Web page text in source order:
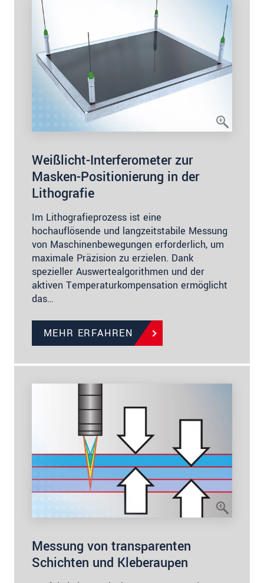
Weißlicht-Interferometer zur
Masken-Positionierung in der
Lithografie
Im Lithografieprozess ist eine
hochauflösende und langzeitstabile Messung
von Maschinenbewegungen erforderlich, um
maximale Präzision zu erzielen. Dank
spezieller Auswertealgorithmen und der
aktiven Temperaturkompensation ermöglicht
das…
MEHR ERFAHREN
Messung von transparenten
Schichten und Kleberaupen